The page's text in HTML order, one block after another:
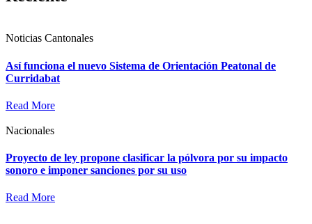
Noticias Cantonales
Así funciona el nuevo Sistema de Orientación Peatonal de
Curridabat
Read More
Nacionales
Proyecto de ley propone clasificar la pólvora por su impacto
sonoro e imponer sanciones por su uso
Read More